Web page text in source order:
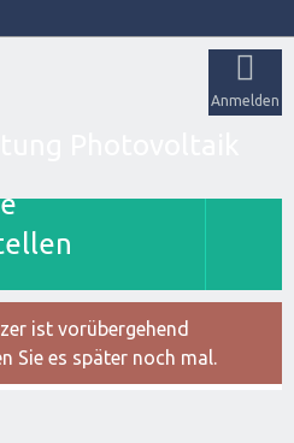
Anmelden
ist vorübergehend
Sie es später noch mal.